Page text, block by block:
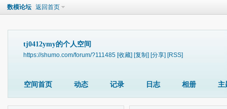
数模论坛 返回首页
tj0412ymy的个人空间
https://shumo.com/forum/?111485 [收藏] [复制] [分享] [RSS]
空间首页 动态 记录 日志 相册 主